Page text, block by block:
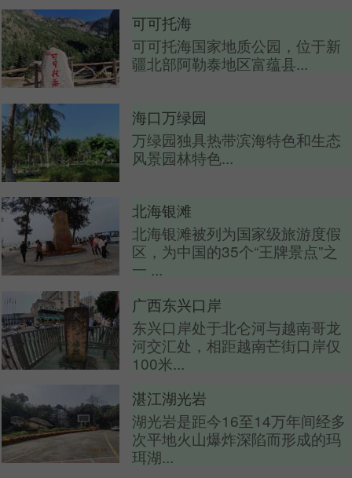
可可托海
可可托海国家地质公园，位于新
疆北部阿勒泰地区富蕴县...
海口万绿园
万绿园独具热带滨海特色和生态
风景园林特色...
北海银滩
北海银滩被列为国家级旅游度假
区，为中国的35个“王牌景点”之
一 ...
广西东兴口岸
东兴口岸处于北仑河与越南哥龙
河交汇处，相距越南芒街口岸仅
100米...
湛江湖光岩
湖光岩是距今16至14万年间经多
次平地火山爆炸深陷而形成的玛
珥湖...